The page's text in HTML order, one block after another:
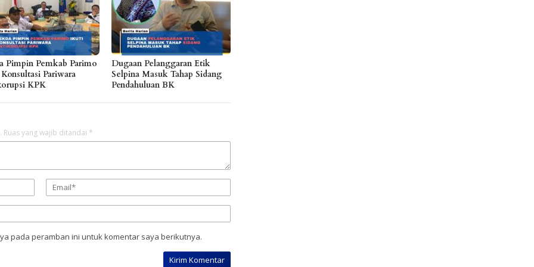
Pimpin Pemkab Parimo
Pariwara
KPK
Dugaan Pelanggaran Etik
Selpina Masuk Tahap Sidang
Pendahuluan BK
Ruas yang wajib ditandai *
pada peramban ini untuk komentar saya berikutnya.